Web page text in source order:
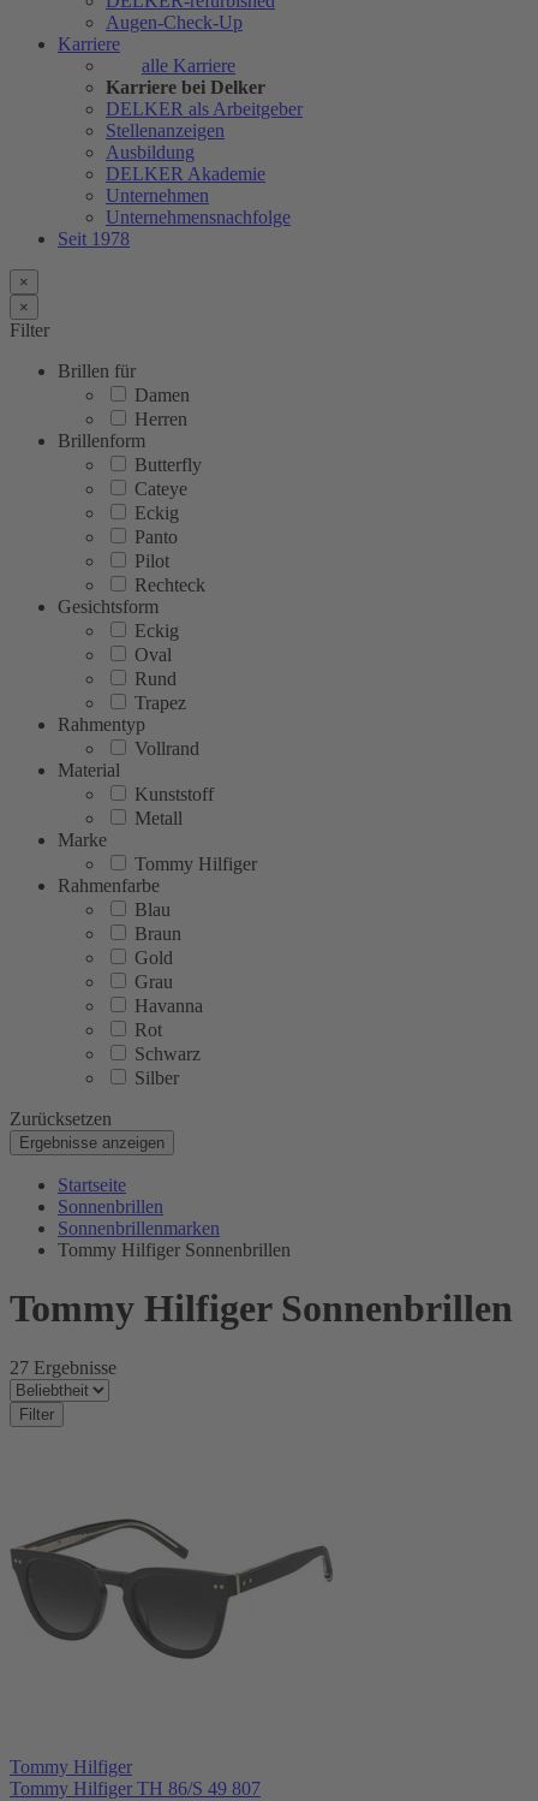
Augen-Check-Up
Karriere
alle Karriere
Karriere bei Delker
DELKER als Arbeitgeber
Stellenanzeigen
Ausbildung
DELKER Akademie
Unternehmen
Unternehmensnachfolge
Seit 1978
×
×
Filter
Brillen für
Damen
Herren
Brillenform
Butterfly
Cateye
Eckig
Panto
Pilot
Rechteck
Gesichtsform
Eckig
Oval
Rund
Trapez
Rahmentyp
Vollrand
Material
Kunststoff
Metall
Marke
Tommy Hilfiger
Rahmenfarbe
Blau
Braun
Gold
Grau
Havanna
Rot
Schwarz
Silber
Zurücksetzen
Ergebnisse anzeigen
Startseite
Sonnenbrillen
Sonnenbrillenmarken
Tommy Hilfiger Sonnenbrillen
Tommy Hilfiger Sonnenbrillen
27 Ergebnisse
Filter
Tommy Hilfiger
Tommy Hilfiger TH 86/S 49 807